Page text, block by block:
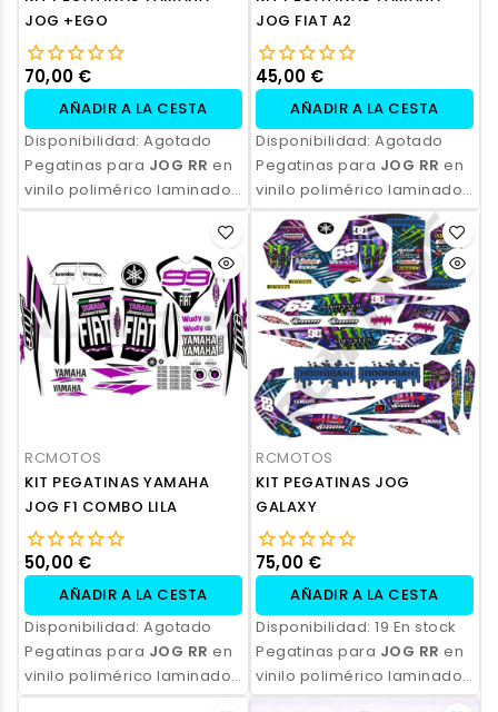
JOG +EGO
70,00 €
AÑADIR A LA CESTA
Disponibilidad: Agotado
Pegatinas para JOG RR en
vinilo polimérico laminado,
impresas con tinta
resistencia, acabado
profesional y opción de
personalización.
JOG FIAT A2
45,00 €
AÑADIR A LA CESTA
Disponibilidad: Agotado
Pegatinas para JOG RR en
vinilo polimérico laminado,
impresas con tinta
ecosolvente. Alta
resistencia, acabado
profesional y opción de
personalización.
RCMOTOS
KIT PEGATINAS YAMAHA
JOG F1 COMBO LILA
50,00 €
AÑADIR A LA CESTA
Disponibilidad: Agotado
Pegatinas para JOG RR en
vinilo polimérico laminado,
impresas con tinta
RCMOTOS
KIT PEGATINAS JOG
GALAXY
75,00 €
AÑADIR A LA CESTA
Disponibilidad: 19 En stock
Pegatinas para JOG RR en
vinilo polimérico laminado,
impresas con tinta